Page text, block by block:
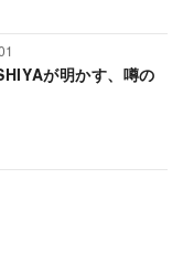
が明かす、噂の